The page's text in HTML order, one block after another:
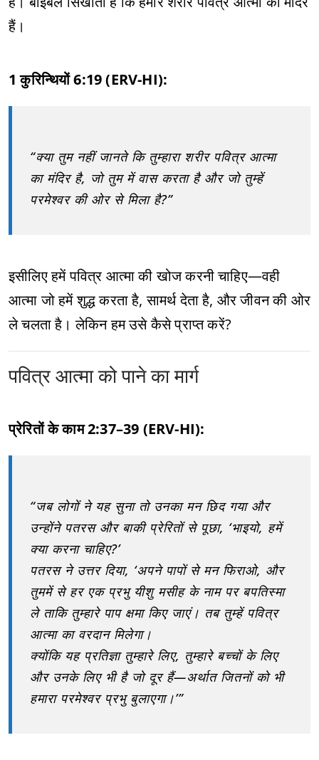
हैं।
1 कुरिन्थियों 6:19 (ERV-HI):
“क्या तुम नहीं जानते कि तुम्हारा शरीर पवित्र आत्मा
का मंदिर है, जो तुम में वास करता है और जो तुम्हें
परमेश्वर की ओर से मिला है?”
इसीलिए हमें पवित्र आत्मा की खोज करनी चाहिए—वही
आत्मा जो हमें शुद्ध करता है, सामर्थ देता है, और जीवन की ओर
ले चलता है। लेकिन हम उसे कैसे प्राप्त करें?
पवित्र आत्मा को पाने का मार्ग
प्रेरितों के काम 2:37–39 (ERV-HI):
“जब लोगों ने यह सुना तो उनका मन छिद गया और
उन्होंने पतरस और बाकी प्रेरितों से पूछा, ‘भाइयो, हमें
क्या करना चाहिए?’
पतरस ने उत्तर दिया, ‘अपने पापों से मन फिराओ, और
तुममें से हर एक प्रभु यीशु मसीह के नाम पर बपतिस्मा
ले ताकि तुम्हारे पाप क्षमा किए जाएं। तब तुम्हें पवित्र
आत्मा का वरदान मिलेगा।
क्योंकि यह प्रतिज्ञा तुम्हारे लिए, तुम्हारे बच्चों के लिए
और उनके लिए भी है जो दूर हैं—अर्थात जितनों को भी
हमारा परमेश्वर प्रभु बुलाएगा।’”